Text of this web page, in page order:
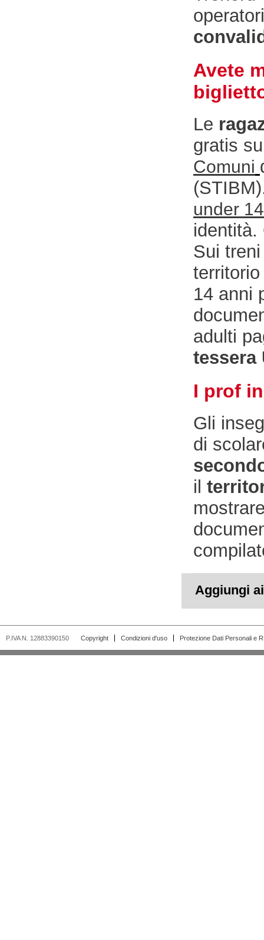
operatori
Avete
Le
gratis
Comuni
under
identità.
Sui
14 anni
adulti
tessera
I prof
Gli
di
il
Aggiungi
P.IVA N. 12883390150 Copyright Condizioni d'uso Protezione Dati Personali e